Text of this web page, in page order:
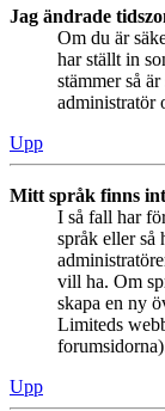
Jag ändrade
Om du är
har ställt in
stämmer så
administratör
Upp
Mitt språk finns
I så fall har
språk eller så
vill ha. Om
skapa en ny
Limiteds
Upp